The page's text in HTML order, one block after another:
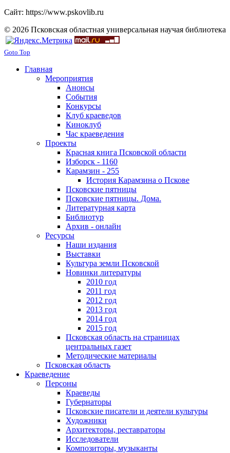
Сайт: https://www.pskovlib.ru
© 2026 Псковская областная универсальная научая библиотека
Goto Top
Главная
Мероприятия
Анонсы
События
Конкурсы
Клуб краеведов
Киноклуб
Час краеведения
Проекты
Красная книга Псковской области
Изборск - 1160
Карамзин - 255
История Карамзина о Пскове
Псковские пятницы
Псковские пятницы. Дома.
Литературная карта
Библиотур
Архив - онлайн
Ресурсы
Наши издания
Выставки
Культура земли Псковской
Новинки литературы
2010 год
2011 год
2012 год
2013 год
2014 год
2015 год
Псковская область на страницах
центральных газет
Методические материалы
Псковская область
Краеведение
Персоны
Краеведы
Губернаторы
Псковские писатели и деятели культуры
Художники
Архитекторы, реставраторы
Исследователи
Композиторы, музыканты